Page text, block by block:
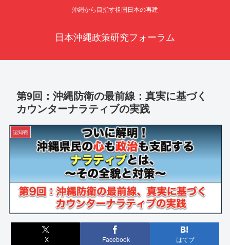
沖縄から目指す祖国日本の再建
日本沖縄政策研究フォーラム
第9回：沖縄防衛の最前線：真実に基づく
カウンターナラティブの実践
認知戦
X Facebook はてブ